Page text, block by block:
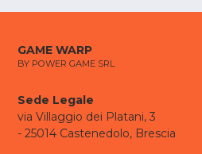
GAME WARP
BY POWER GAME SRL
Sede Legale
via Villaggio dei Platani, 3
- 25014 Castenedolo, Brescia